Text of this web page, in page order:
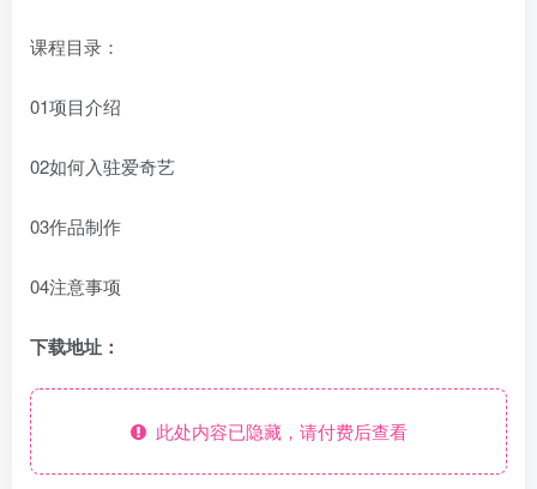
课程目录：
01项目介绍
02如何入驻爱奇艺
03作品制作
04注意事项
下载地址：
此处内容已隐藏，请付费后查看